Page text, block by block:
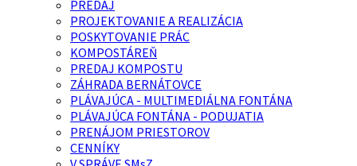
PREDAJ
PROJEKTOVANIE A REALIZÁCIA
POSKYTOVANIE PRÁC
KOMPOSTÁREŇ
PREDAJ KOMPOSTU
ZÁHRADA BERNÁTOVCE
PLÁVAJÚCA - MULTIMEDIÁLNA FONTÁNA
PLÁVAJÚCA FONTÁNA - PODUJATIA
PRENÁJOM PRIESTOROV
CENNÍKY